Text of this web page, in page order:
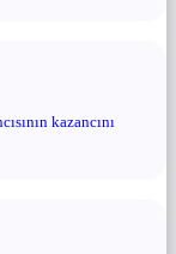
kazancını